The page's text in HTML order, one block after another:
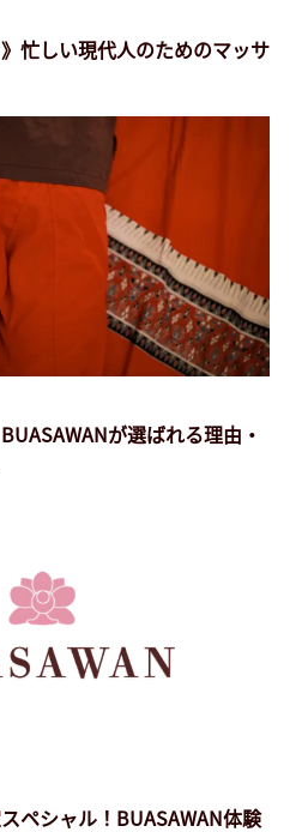
忙しい現代人のためのマッサ
が選ばれる理由・
ペシャル！BUASAWAN体験